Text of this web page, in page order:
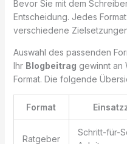
Bevor Sie mit dem
Entscheidung. Jedes
verschiedene
Auswahl des passenden
Ihr Blogbeitrag gewinnt an
Format. Die folgende
Format
Ratgeber
Schritt-für-